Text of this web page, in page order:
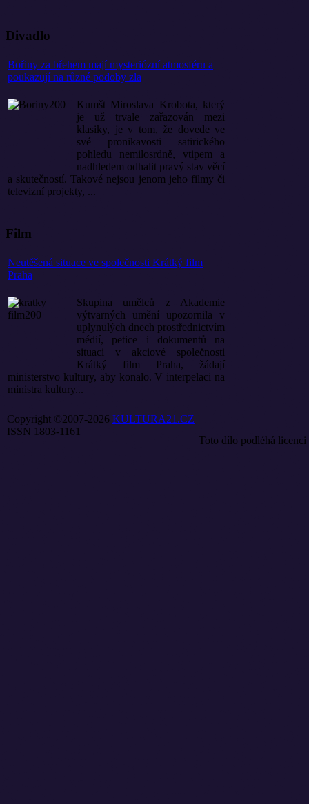
Divadlo
Bořiny za břehem mají mysteriózní atmosféru a
poukazují na různé podoby zla
Kumšt Miroslava Krobota, který
je už trvale zařazován mezi
klasiky, je v tom, že dovede ve
své pronikavosti satirického
pohledu nemilosrdně, vtipem a
nadhledem odhalit pravý stav věcí
a skutečností. Takové nejsou jenom jeho filmy či
televizní projekty, ...
Film
Neutěšená situace ve společnosti Krátký film
Praha
Skupina umělců z Akademie
výtvarných umění upozornila v
uplynulých dnech prostřednictvím
médií, petice i dokumentů na
situaci v akciové společnosti
Krátký film Praha, žádají
ministerstvo kultury, aby konalo. V interpelaci na
ministra kultury...
Copyright ©2007-2026 KULTURA21.CZ
ISSN 1803-1161
Toto dílo podléhá licenci